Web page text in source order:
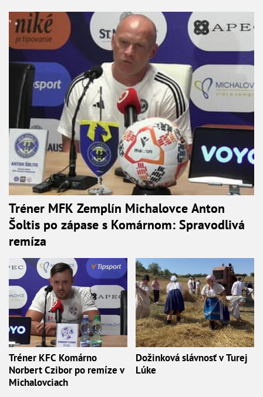
Tréner MFK Zemplín Michalovce Anton
Šoltis po zápase s Komárnom: Spravodlivá
remíza
Tréner KFC Komárno
Norbert Czibor po remíze v
Michalovciach
Dožinková slávnosť v Turej
Lúke